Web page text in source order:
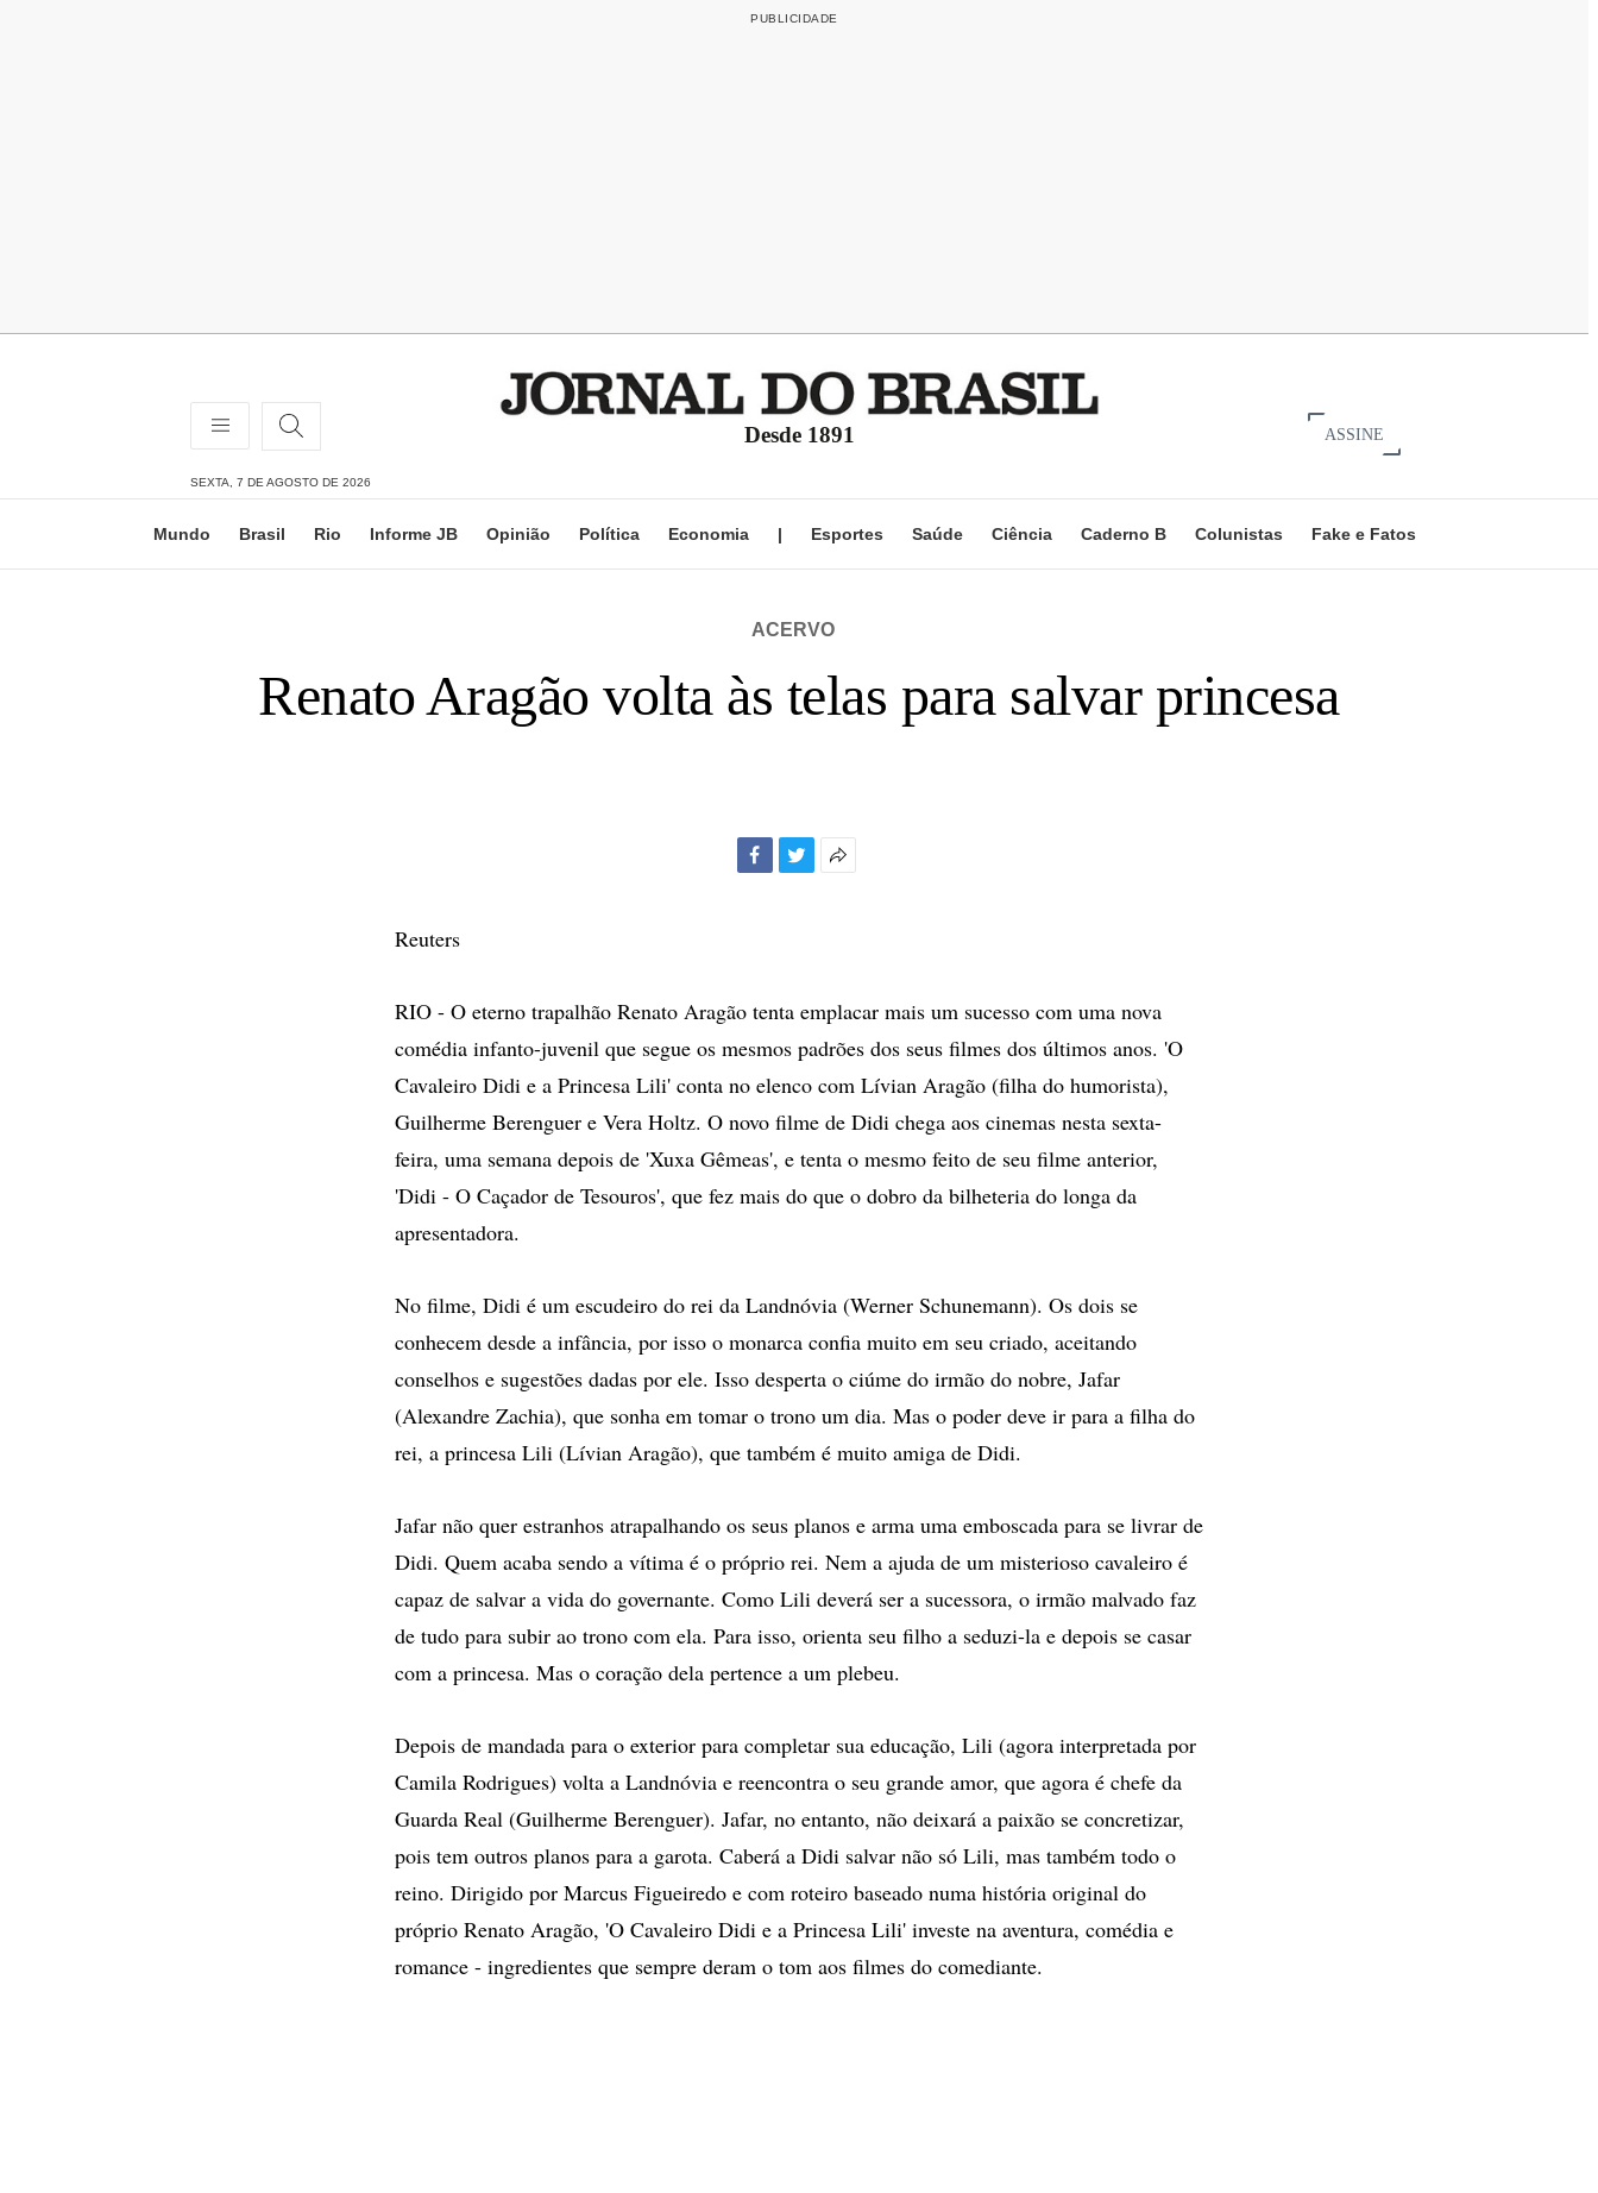
Desde 1891 ASSINE
SEXTA, 7 DE AGOSTO DE 2026
Mundo Brasil Rio Informe JB Opinião Política Economia | Esportes Saúde Ciência Caderno B Colunistas Fake e Fatos
ACERVO
Renato Aragão volta às telas para salvar princesa
Reuters
RIO - O eterno trapalhão Renato Aragão tenta emplacar mais um sucesso com uma nova
comédia infanto-juvenil que segue os mesmos padrões dos seus filmes dos últimos anos. 'O
Cavaleiro Didi e a Princesa Lili' conta no elenco com Lívian Aragão (filha do humorista),
Guilherme Berenguer e Vera Holtz. O novo filme de Didi chega aos cinemas nesta sexta-
feira, uma semana depois de 'Xuxa Gêmeas', e tenta o mesmo feito de seu filme anterior,
'Didi - O Caçador de Tesouros', que fez mais do que o dobro da bilheteria do longa da
apresentadora.
No filme, Didi é um escudeiro do rei da Landnóvia (Werner Schunemann). Os dois se
conhecem desde a infância, por isso o monarca confia muito em seu criado, aceitando
conselhos e sugestões dadas por ele. Isso desperta o ciúme do irmão do nobre, Jafar
(Alexandre Zachia), que sonha em tomar o trono um dia. Mas o poder deve ir para a filha do
rei, a princesa Lili (Lívian Aragão), que também é muito amiga de Didi.
Jafar não quer estranhos atrapalhando os seus planos e arma uma emboscada para se livrar de
Didi. Quem acaba sendo a vítima é o próprio rei. Nem a ajuda de um misterioso cavaleiro é
capaz de salvar a vida do governante. Como Lili deverá ser a sucessora, o irmão malvado faz
de tudo para subir ao trono com ela. Para isso, orienta seu filho a seduzi-la e depois se casar
com a princesa. Mas o coração dela pertence a um plebeu.
Depois de mandada para o exterior para completar sua educação, Lili (agora interpretada por
Camila Rodrigues) volta a Landnóvia e reencontra o seu grande amor, que agora é chefe da
Guarda Real (Guilherme Berenguer). Jafar, no entanto, não deixará a paixão se concretizar,
pois tem outros planos para a garota. Caberá a Didi salvar não só Lili, mas também todo o
reino. Dirigido por Marcus Figueiredo e com roteiro baseado numa história original do
próprio Renato Aragão, 'O Cavaleiro Didi e a Princesa Lili' investe na aventura, comédia e
romance - ingredientes que sempre deram o tom aos filmes do comediante.